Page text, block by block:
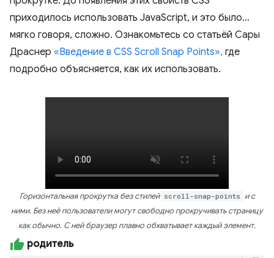
приходилось использовать JavaScript, и это было…
мягко говоря, сложно. Ознакомьтесь со статьёй Сары
Драснер «Введение в CSS Scroll Snap Points», где
подробно объясняется, как их использовать.
Горизонтальная прокрутка без стилей scroll-snap-points и с
ними. Без неё пользователи могут свободно прокручивать страницу
как обычно. С ней браузер плавно обхватывает каждый элемент.
родитель